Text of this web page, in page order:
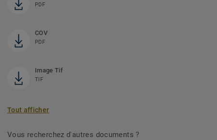
PDF
COV
PDF
Image Tif
TIF
Tout afficher
Vous recherchez d'autres documents ?